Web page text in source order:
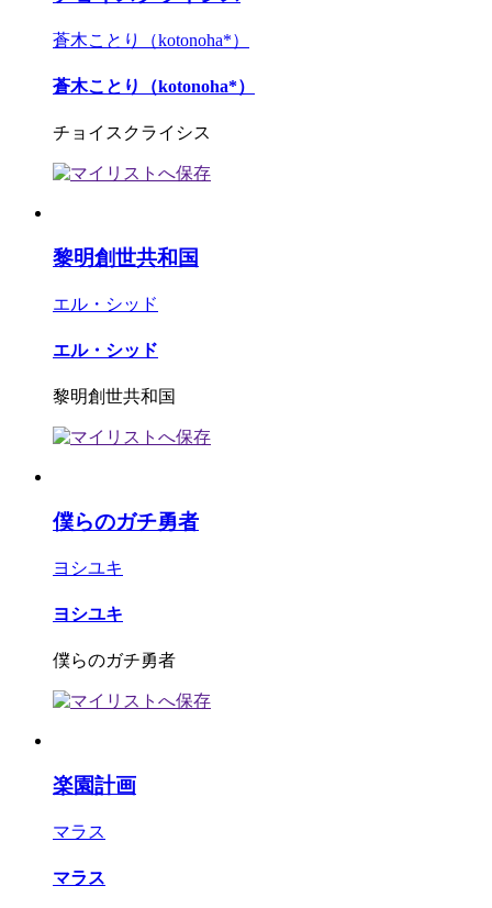
蒼木ことり（kotonoha*）
蒼木ことり（kotonoha*）
チョイスクライシス
黎明創世共和国
エル・シッド
エル・シッド
黎明創世共和国
僕らのガチ勇者
ヨシユキ
ヨシユキ
僕らのガチ勇者
楽園計画
マラス
マラス